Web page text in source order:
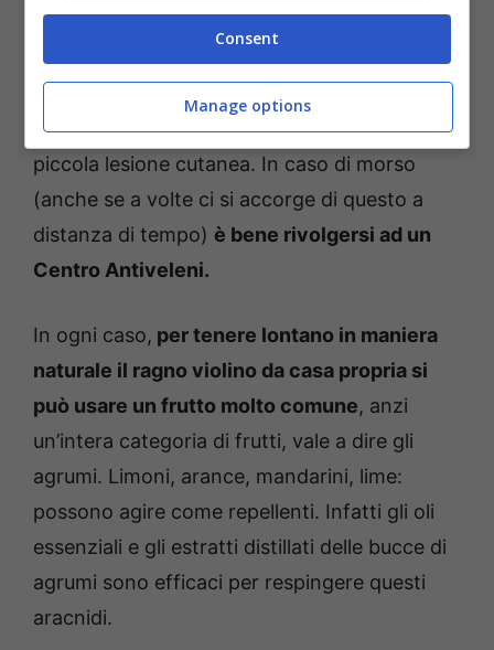
tossina, può provocare gravi danni, persino la
morte. Però nella maggior parte dei casi il
morso comporta solo un arrossamento
dell’area interessata ed eventualmente una
piccola lesione cutanea. In caso di morso
(anche se a volte ci si accorge di questo a
distanza di tempo) è bene rivolgersi ad un
Centro Antiveleni.
In ogni caso, per tenere lontano in maniera
naturale il ragno violino da casa propria si
può usare un frutto molto comune, anzi
un’intera categoria di frutti, vale a dire gli
agrumi. Limoni, arance, mandarini, lime:
possono agire come repellenti. Infatti gli oli
essenziali e gli estratti distillati delle bucce di
agrumi sono efficaci per respingere questi
aracnidi.
Consent
Manage options